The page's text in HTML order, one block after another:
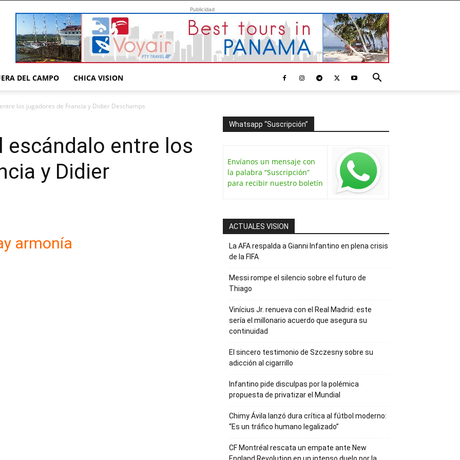
Publicidad
DEL CAMPO CHICA VISION
los jugadores de Francia y Didier Deschamps
escándalo entre los
y Didier
armonía
Whatsapp “Suscripción”
Envíanos un mensaje con
la palabra “Suscripción”
para recibir nuestro boletín
ACTUALES VISION
La AFA respalda a Gianni Infantino en plena crisis
de la FIFA
Messi rompe el silencio sobre el futuro de
Thiago
Vinícius Jr. renueva con el Real Madrid: este
sería el millonario acuerdo que asegura su
continuidad
El sincero testimonio de Szczesny sobre su
adicción al cigarrillo
Infantino pide disculpas por la polémica
propuesta de privatizar el Mundial
Chimy Ávila lanzó dura crítica al fútbol moderno:
“Es un tráfico humano legalizado”
CF Montréal rescata un empate ante New